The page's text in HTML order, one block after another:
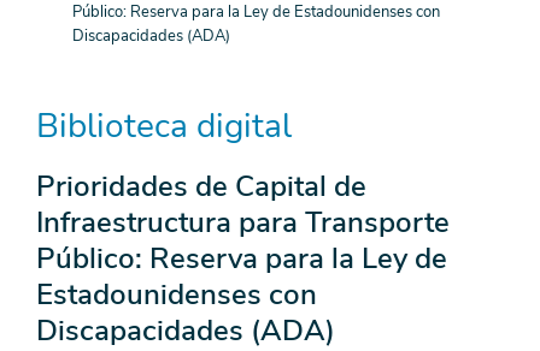
subpágina
Público: Reserva para la Ley de Estadounidenses con
Discapacidades (ADA)
Biblioteca digital
Prioridades de Capital de
Infraestructura para Transporte
Público: Reserva para la Ley de
Estadounidenses con
Discapacidades (ADA)